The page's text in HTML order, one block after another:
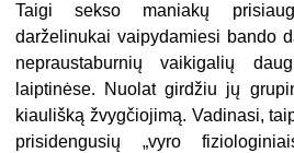
Taigi sekso maniakų
darželinukai vaipydamiesi bando
nepraustaburnių vaikigalių
laiptinėse. Nuolat girdžiu jų
kiaulišką žvygčiojimą. Vadinasi,
prisidengusių „vyro